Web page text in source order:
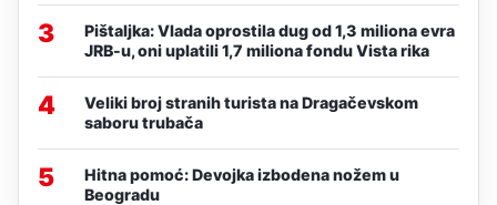
3
Pištaljka: Vlada oprostila dug od 1,3 miliona evra
JRB-u, oni uplatili 1,7 miliona fondu Vista rika
4
Veliki broj stranih turista na Dragačevskom
saboru trubača
5
Hitna pomoć: Devojka izbodena nožem u
Beogradu